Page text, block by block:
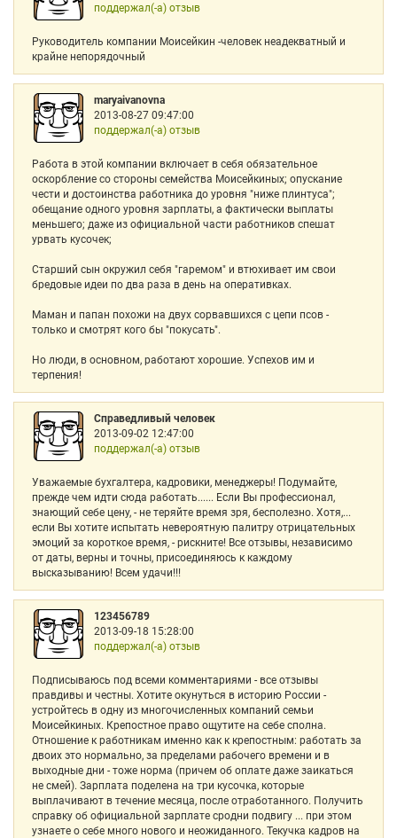
поддержал(-а) отзыв
Руководитель компании Моисейкин -человек неадекватный и
крайне непорядочный
maryaivanovna
2013-08-27 09:47:00
поддержал(-а) отзыв
Работа в этой компании включает в себя обязательное
оскорбление со стороны семейства Моисейкиных; опускание
чести и достоинства работника до уровня "ниже плинтуса";
обещание одного уровня зарплаты, а фактически выплаты
меньшего; даже из официальной части работников спешат
урвать кусочек;
Старший сын окружил себя "гаремом" и втюхивает им свои
бредовые идеи по два раза в день на оперативках.
Маман и папан похожи на двух сорвавшихся с цепи псов -
только и смотрят кого бы "покусать".
Но люди, в основном, работают хорошие. Успехов им и
терпения!
Справедливый человек
2013-09-02 12:47:00
поддержал(-а) отзыв
Уважаемые бухгалтера, кадровики, менеджеры! Подумайте,
прежде чем идти сюда работать...... Если Вы профессионал,
знающий себе цену, - не теряйте время зря, бесполезно. Хотя,...
если Вы хотите испытать невероятную палитру отрицательных
эмоций за короткое время, - рискните! Все отзывы, независимо
от даты, верны и точны, присоединяюсь к каждому
высказыванию! Всем удачи!!!
123456789
2013-09-18 15:28:00
поддержал(-а) отзыв
Подписываюсь под всеми комментариями - все отзывы
правдивы и честны. Хотите окунуться в историю России -
устройтесь в одну из многочисленных компаний семьи
Моисейкиных. Крепостное право ощутите на себе сполна.
Отношение к работникам именно как к крепостным: работать за
двоих это нормально, за пределами рабочего времени и в
выходные дни - тоже норма (причем об оплате даже заикаться
не смей). Зарплата поделена на три кусочка, которые
выплачивают в течение месяца, после отработанного. Получить
справку об официальной зарплате сродни подвигу ... при этом
узнаете о себе много нового и неожиданного. Текучка кадров на